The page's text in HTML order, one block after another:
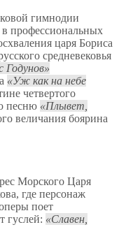
гимнодии
профессиональных
царя Бориса
средневековья
Годунов
Уж как на небе
четвертого
песню
Плывет,
величания боярина
Морского Царя
где персонаж
поет
гуслей:
Славен,